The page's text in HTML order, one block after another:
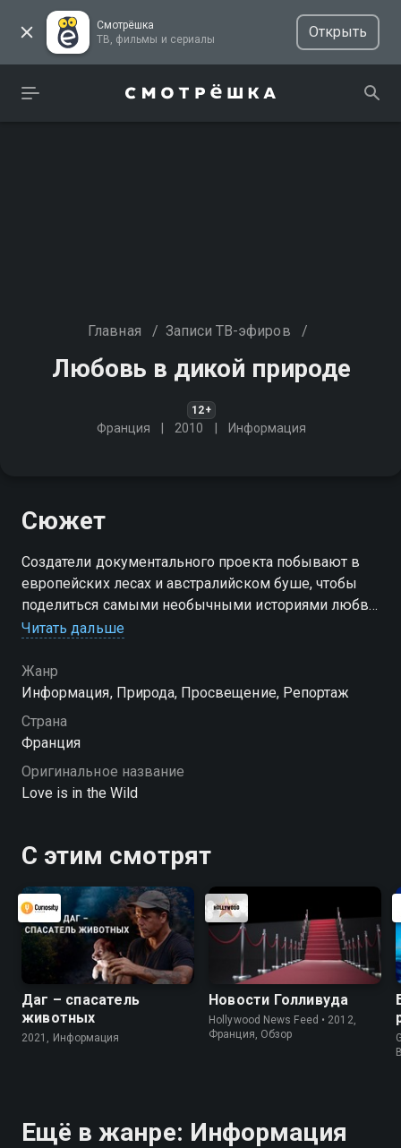
Смотрёшка
ТВ, фильмы и сериалы
Открыть
Главная / Записи ТВ-эфиров /
Любовь в дикой природе
12+
Франция 2010 Информация
Сюжет
Создатели документального проекта побывают в
европейских лесах и австралийском буше, чтобы
поделиться самыми необычными историями любви
в животном мире
Читать дальше
Жанр
Информация, Природа, Просвещение, Репортаж
Страна
Франция
Оригинальное название
Love is in the Wild
С этим смотрят
Даг – спасатель
животных
2021, Информация
Новости Голливуда
Hollywood News Feed • 2012,
Франция, Обзор
Ещё в жанре: Информация